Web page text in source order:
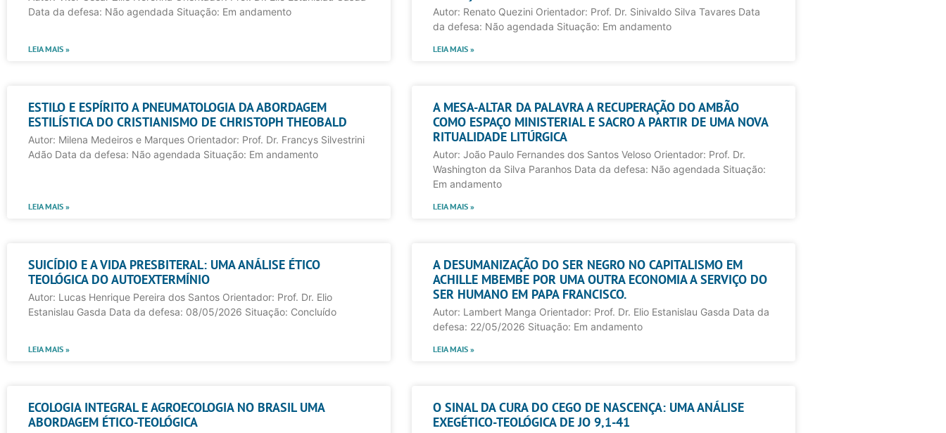
Data da defesa: Não agendada Situação: Em andamento
LEIA MAIS »
Autor: Renato Quezini Orientador: Prof. Dr. Sinivaldo Silva Tavares Data
da defesa: Não agendada Situação: Em andamento
LEIA MAIS »
ESTILO E ESPÍRITO A PNEUMATOLOGIA DA ABORDAGEM
ESTILÍSTICA DO CRISTIANISMO DE CHRISTOPH THEOBALD
Autor: Milena Medeiros e Marques Orientador: Prof. Dr. Francys Silvestrini
Adão Data da defesa: Não agendada Situação: Em andamento
LEIA MAIS »
A MESA-ALTAR DA PALAVRA A RECUPERAÇÃO DO AMBÃO
COMO ESPAÇO MINISTERIAL E SACRO A PARTIR DE UMA NOVA
RITUALIDADE LITÚRGICA
Autor: João Paulo Fernandes dos Santos Veloso Orientador: Prof. Dr.
Washington da Silva Paranhos Data da defesa: Não agendada Situação:
Em andamento
LEIA MAIS »
SUICÍDIO E A VIDA PRESBITERAL: UMA ANÁLISE ÉTICO
TEOLÓGICA DO AUTOEXTERMÍNIO
Autor: Lucas Henrique Pereira dos Santos Orientador: Prof. Dr. Elio
Estanislau Gasda Data da defesa: 08/05/2026 Situação: Concluído
LEIA MAIS »
A DESUMANIZAÇÃO DO SER NEGRO NO CAPITALISMO EM
ACHILLE MBEMBE POR UMA OUTRA ECONOMIA A SERVIÇO DO
SER HUMANO EM PAPA FRANCISCO.
Autor: Lambert Manga Orientador: Prof. Dr. Elio Estanislau Gasda Data da
defesa: 22/05/2026 Situação: Em andamento
LEIA MAIS »
ECOLOGIA INTEGRAL E AGROECOLOGIA NO BRASIL UMA
ABORDAGEM ÉTICO-TEOLÓGICA
O SINAL DA CURA DO CEGO DE NASCENÇA: UMA ANÁLISE
EXEGÉTICO-TEOLÓGICA DE JO 9,1-41